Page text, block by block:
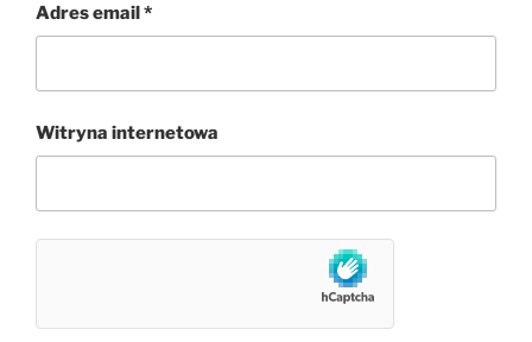
Adres email*
Witryna internetowa